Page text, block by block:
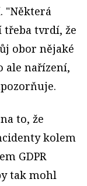
"Některá
třeba tvrdí, že
obor nějaké
ale nařízení,
to, že
kolem
GDPR
tak mohl